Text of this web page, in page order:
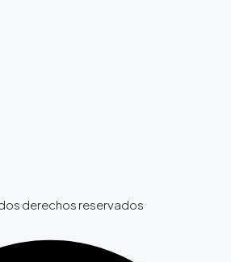
derechos reservados